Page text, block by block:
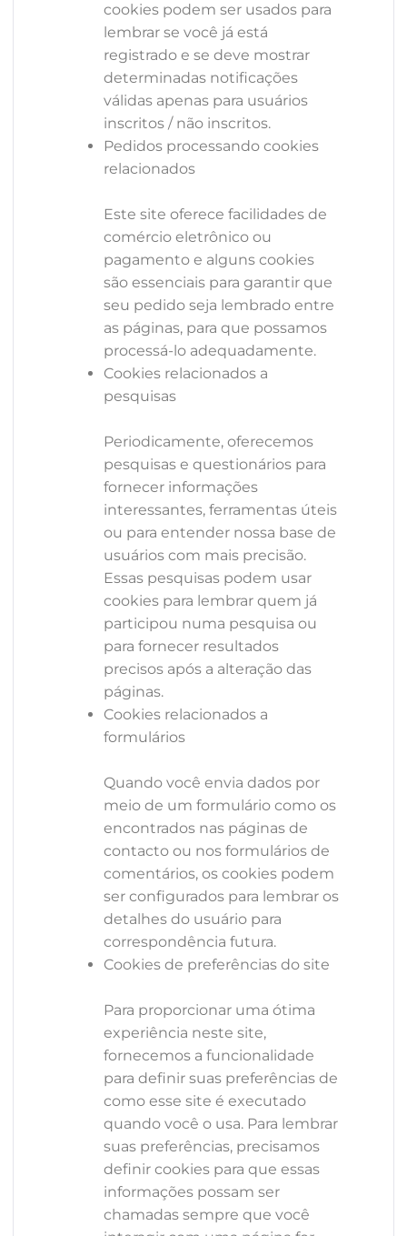
cookies podem ser usados ​​para
lembrar se você já está
registrado e se deve mostrar
determinadas notificações
válidas apenas para usuários
inscritos / não inscritos.
Pedidos processando cookies
relacionados
Este site oferece facilidades de
comércio eletrônico ou
pagamento e alguns cookies
são essenciais para garantir que
seu pedido seja lembrado entre
as páginas, para que possamos
processá-lo adequadamente.
Cookies relacionados a
pesquisas
Periodicamente, oferecemos
pesquisas e questionários para
fornecer informações
interessantes, ferramentas úteis
ou para entender nossa base de
usuários com mais precisão.
Essas pesquisas podem usar
cookies para lembrar quem já
participou numa pesquisa ou
para fornecer resultados
precisos após a alteração das
páginas.
Cookies relacionados a
formulários
Quando você envia dados por
meio de um formulário como os
encontrados nas páginas de
contacto ou nos formulários de
comentários, os cookies podem
ser configurados para lembrar os
detalhes do usuário para
correspondência futura.
Cookies de preferências do site
Para proporcionar uma ótima
experiência neste site,
fornecemos a funcionalidade
para definir suas preferências de
como esse site é executado
quando você o usa. Para lembrar
suas preferências, precisamos
definir cookies para que essas
informações possam ser
chamadas sempre que você